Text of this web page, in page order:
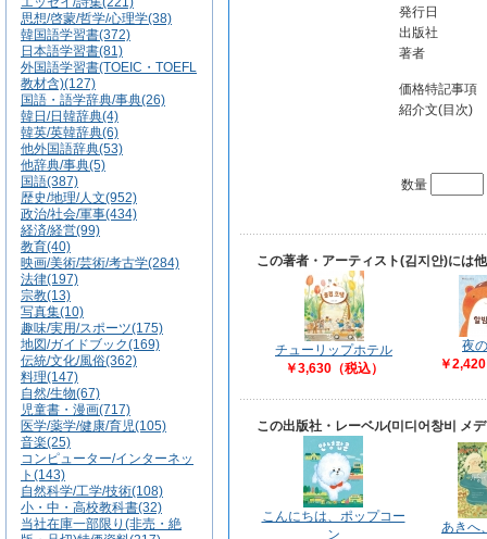
思想/啓蒙/哲学/心理学(38)
韓国語学習書(372)
日本語学習書(81)
外国語学習書(TOEIC・TOEFL
教材含)(127)
国語・語学辞典/事典(26)
韓日/日韓辞典(4)
韓英/英韓辞典(6)
他外国語辞典(53)
他辞典/事典(5)
国語(387)
歴史/地理/人文(952)
政治/社会/軍事(434)
経済/経営(99)
教育(40)
映画/美術/芸術/考古学(284)
法律(197)
宗教(13)
写真集(10)
趣味/実用/スポーツ(175)
地図/ガイドブック(169)
伝統/文化/風俗(362)
料理(147)
自然/生物(67)
児童書・漫画(717)
医学/薬学/健康/育児(105)
音楽(25)
コンピューター/インターネッ
ト(143)
自然科学/工学/技術(108)
小・中・高校教科書(32)
当社在庫一部限り(非売・絶
発行日
出版社
著者
価格特記事項
紹介文(目次)
数量
この著者・アーティスト(김지안)には
チューリップホテル
￥3,630（税込）
夜
￥
この出版社・レーベル(미디어창비 メ
こんにちは、ポップコー
ン
あきへ